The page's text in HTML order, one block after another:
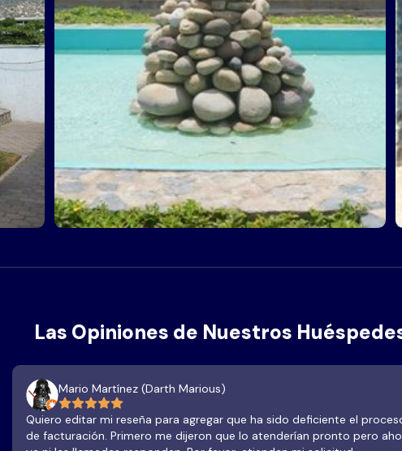
Las Opiniones de Nuestros
Mario Martínez (Darth Marious)
Quiero editar mi reseña para agregar que ha sido deficiente el
de facturación. Primero me dijeron que lo atenderían pronto pero ahora